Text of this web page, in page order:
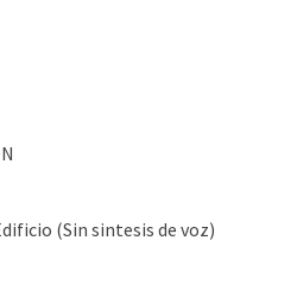
(Sin sintesis de voz)